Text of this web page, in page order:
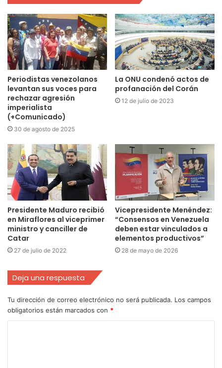
Periodistas venezolanos
levantan sus voces para
rechazar agresión
imperialista
(+Comunicado)
30 de agosto de 2025
La ONU condenó actos de
profanación del Corán
12 de julio de 2023
Presidente Maduro recibió
en Miraflores al viceprimer
ministro y canciller de
Catar
27 de julio de 2022
Vicepresidente Menéndez:
“Consensos en Venezuela
deben estar vinculados a
elementos productivos”
28 de mayo de 2026
Deja una respuesta
Tu dirección de correo electrónico no será publicada. Los campos
obligatorios están marcados con *